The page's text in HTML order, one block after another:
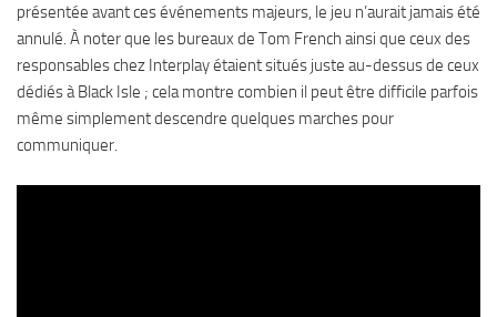
présentée avant ces événements majeurs, le jeu n’aurait jamais été
annulé. À noter que les bureaux de Tom French ainsi que ceux des
responsables chez Interplay étaient situés juste au-dessus de ceux
dédiés à Black Isle ; cela montre combien il peut être difficile parfois
même simplement descendre quelques marches pour
communiquer.